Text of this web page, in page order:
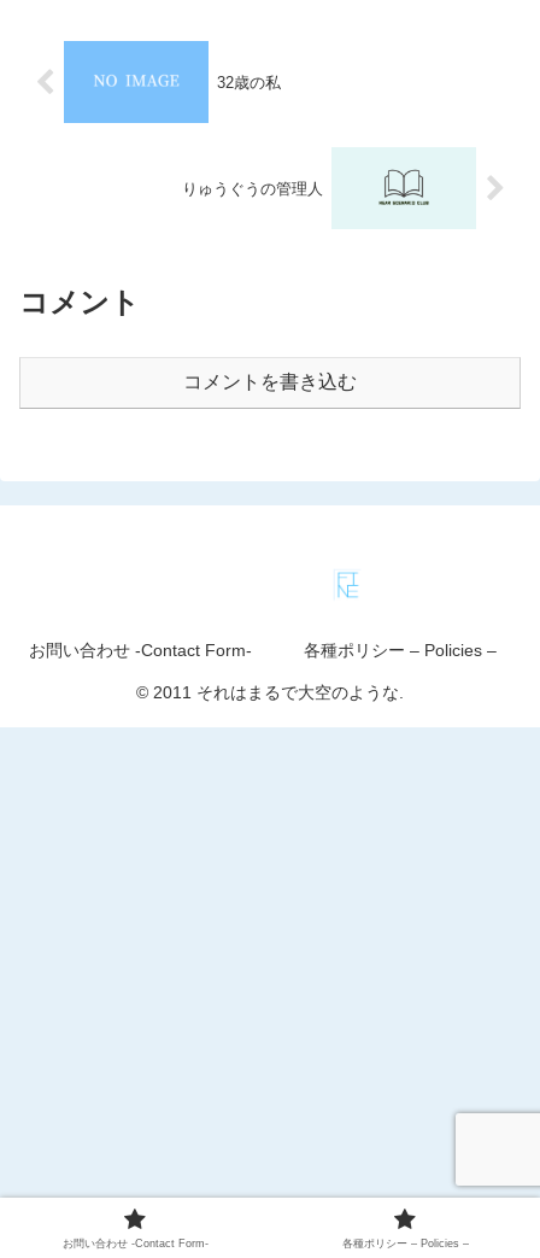
32歳の私
りゅうぐうの管理人
コメント
コメントを書き込む
お問い合わせ -Contact Form- 各種ポリシー – Policies –
© 2011 それはまるで大空のような.
お問い合わせ -Contact Form- 各種ポリシー – Policies –